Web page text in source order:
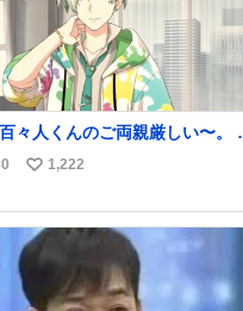
々人くんのご両親厳しい〜。 で
原仁奈にここまで「構ってほし
れるの？」と寂しさを極限まで
を何気ない日常会話で発言させ
だいぶ厳しいよ 双方弁護士
い
ね
数
1,222